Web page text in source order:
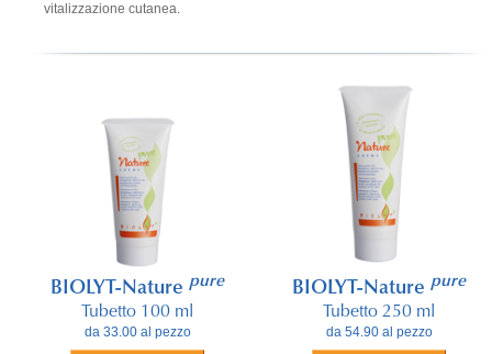
vitalizzazione cutanea.
BIOLYT-Nature pure
Tubetto 100 ml
da 33.00 al pezzo
BIOLYT-Nature pure
Tubetto 250 ml
da 54.90 al pezzo